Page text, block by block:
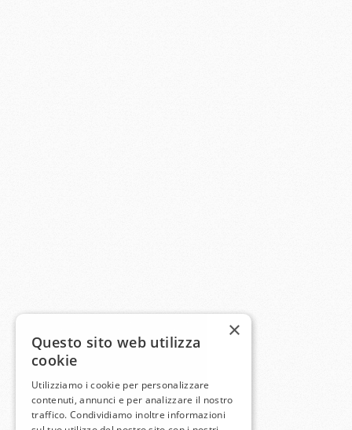
×
Questo sito web utilizza
cookie
Utilizziamo i cookie per personalizzare
contenuti, annunci e per analizzare il nostro
traffico. Condividiamo inoltre informazioni